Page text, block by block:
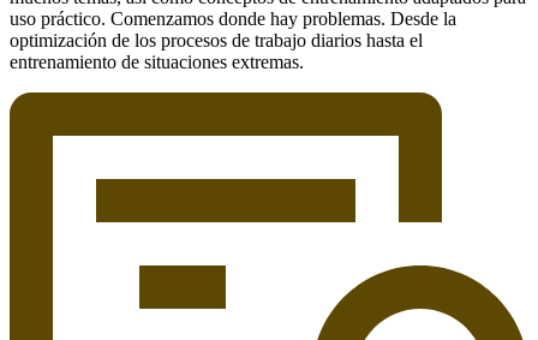
uso práctico. Comenzamos donde hay problemas. Desde la
optimización de los procesos de trabajo diarios hasta el
entrenamiento de situaciones extremas.